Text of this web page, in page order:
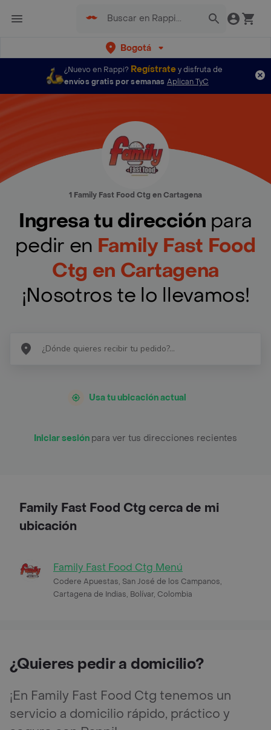
Bogotá
¿Nuevo en Rappi? Regístratey disfruta de
envíos gratis por semanas Aplican TyC
1 Family Fast Food Ctg en Cartagena
Ingresa tu dirección para
pedir en Family Fast Food
Ctg en Cartagena
¡Nosotros te lo llevamos!
Usa tu ubicación actual
Iniciar sesión para ver tus direcciones recientes
Family Fast Food Ctg cerca de mi
ubicación
Family Fast Food Ctg Menú
Codere Apuestas, San José de los Campanos,
Cartagena de Indias, Bolívar, Colombia
¿Quieres pedir a domicilio?
¡En Family Fast Food Ctg tenemos un
servicio a domicilio rápido, práctico y